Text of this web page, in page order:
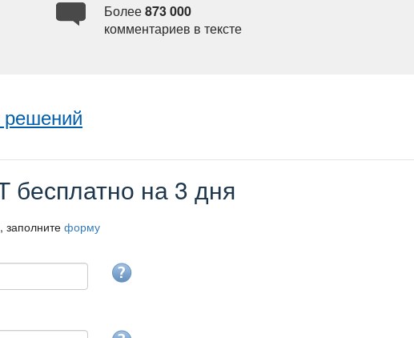
Более873 000
комментариев в тексте
решений
бесплатно на 3 дня
заполните форму